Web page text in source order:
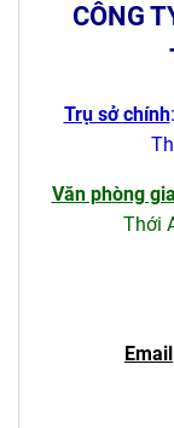
CÔNG
Trụ sở chính
Văn phòng
Thới
Email